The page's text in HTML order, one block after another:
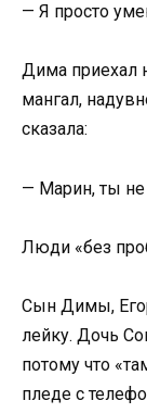
— Я просто
Дима приехал
мангал,
сказала:
— Марин, ты
Люди «без
Сын Димы,
лейку. Дочь
потому что
пледе с